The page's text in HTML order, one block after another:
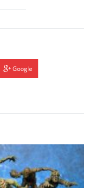
Google